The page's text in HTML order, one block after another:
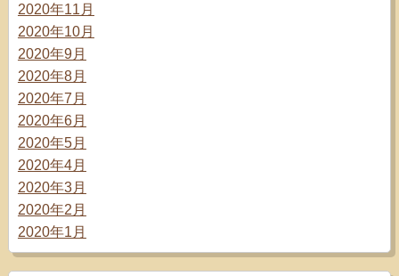
2020年11月
2020年10月
2020年9月
2020年8月
2020年7月
2020年6月
2020年5月
2020年4月
2020年3月
2020年2月
2020年1月